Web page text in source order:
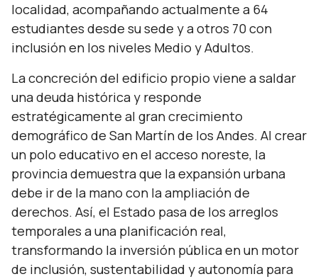
localidad, acompañando actualmente a 64
estudiantes desde su sede y a otros 70 con
inclusión en los niveles Medio y Adultos.
La concreción del edificio propio viene a saldar
una deuda histórica y responde
estratégicamente al gran crecimiento
demográfico de San Martín de los Andes. Al crear
un polo educativo en el acceso noreste, la
provincia demuestra que la expansión urbana
debe ir de la mano con la ampliación de
derechos. Así, el Estado pasa de los arreglos
temporales a una planificación real,
transformando la inversión pública en un motor
de inclusión, sustentabilidad y autonomía para